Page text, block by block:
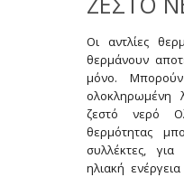
Οι αντλίες
θερμάνουν
μόνο.
ολοκληρωμένη
ζεστό νερό
θερμότητας
συλλέκτες,
ηλιακή